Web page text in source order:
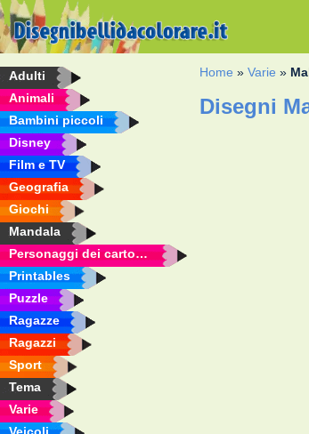
Adulti
Animali
Bambini piccoli
Disney
Film e TV
Geografia
Giochi
Mandala
Personaggi dei cartoni animati
Printables
Puzzle
Ragazze
Ragazzi
Sport
Tema
Varie
Home »Varie »
Disegni